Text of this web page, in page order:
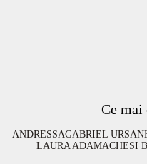
Ce mai
ANDRESSAGABRIEL URSAN
LAURA ADAMACHESI